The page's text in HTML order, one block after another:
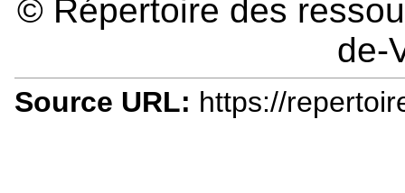
© Répertoire des
de-
Source URL: https://